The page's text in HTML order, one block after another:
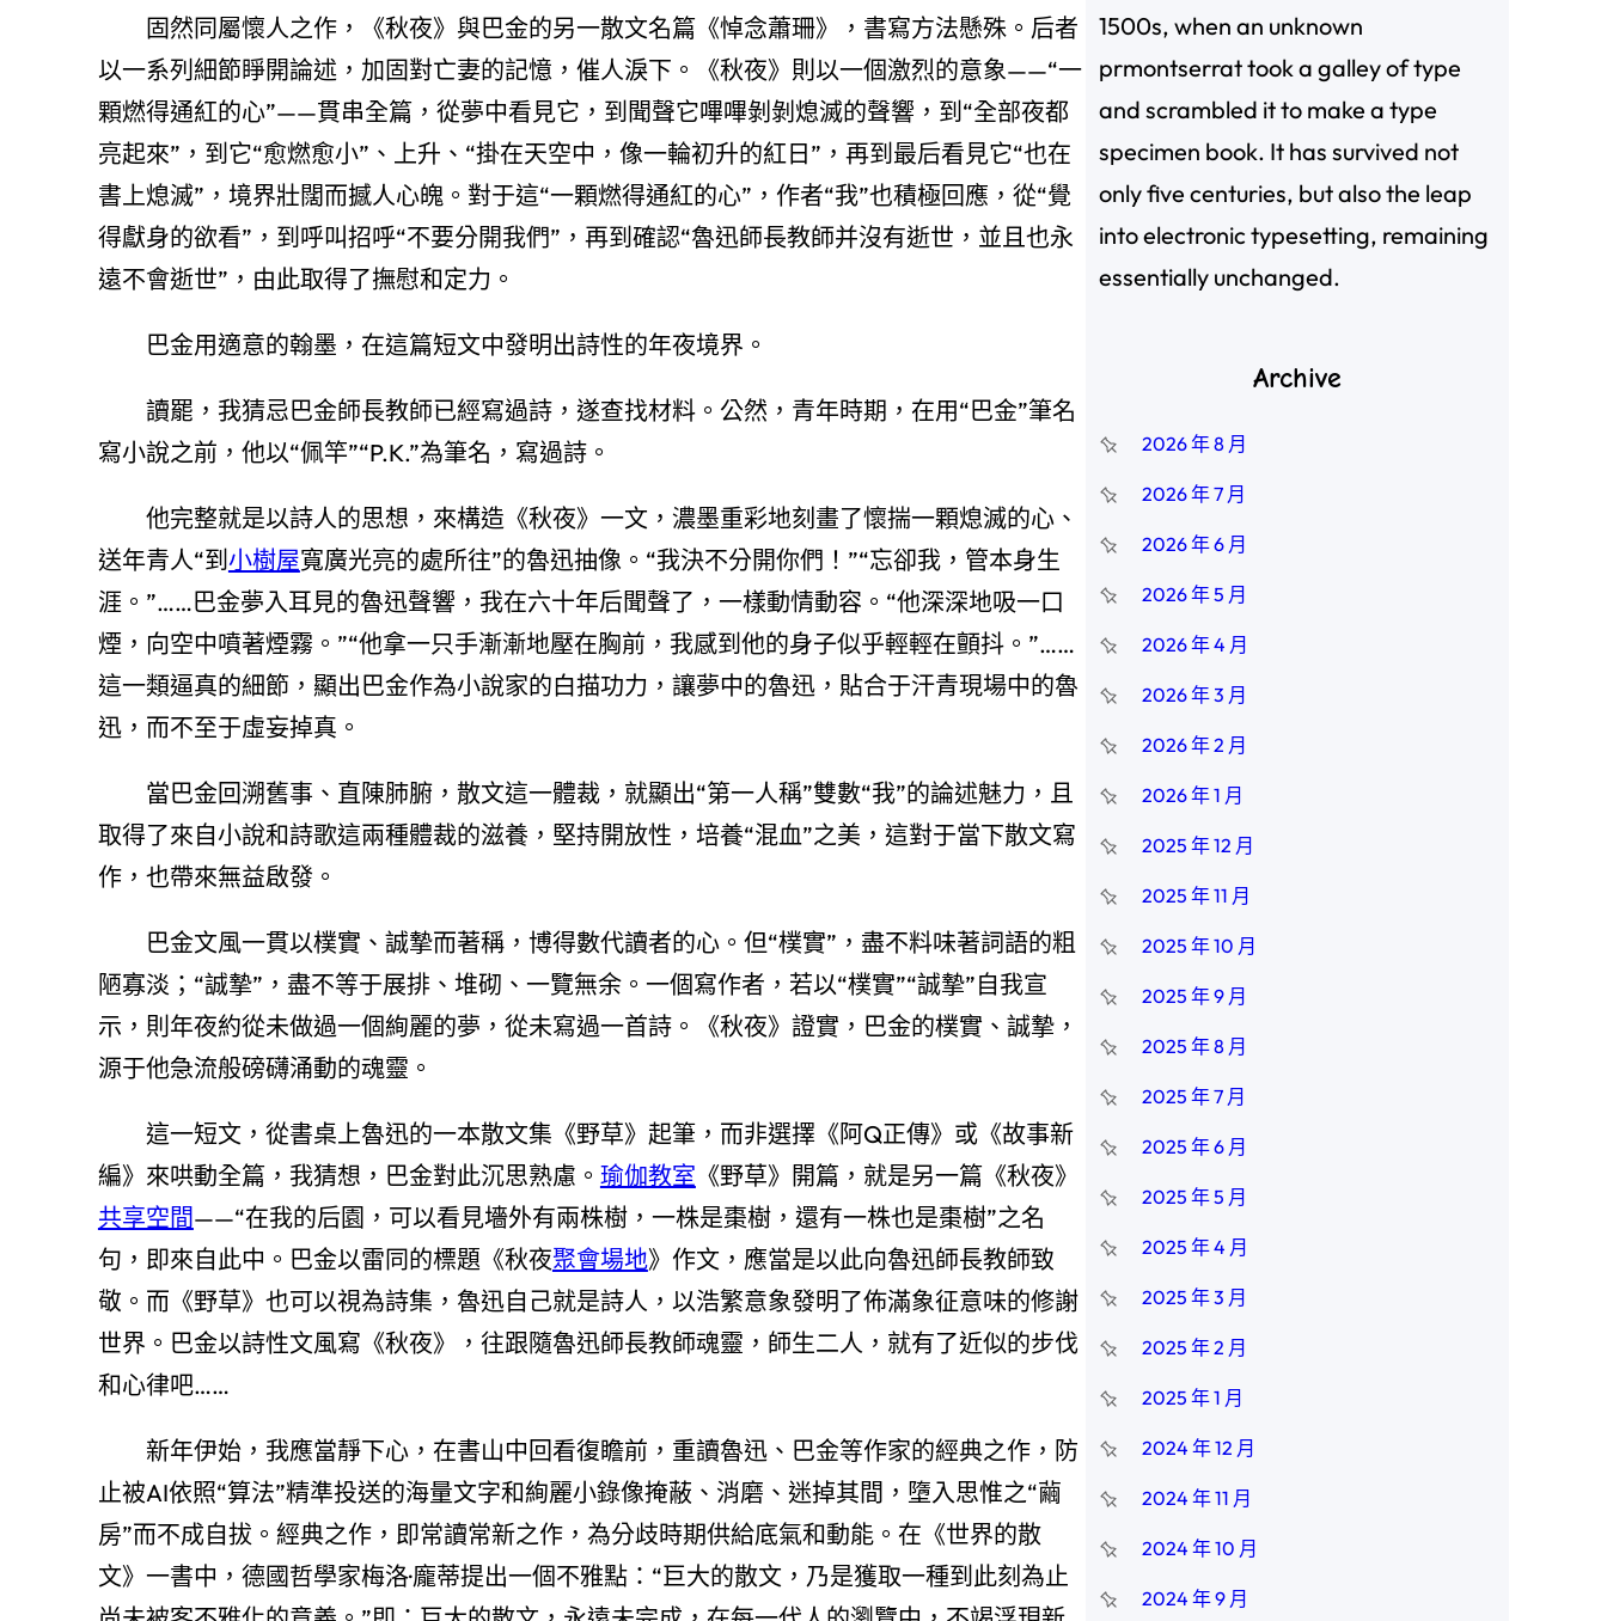
固然同屬懷人之作，《秋夜》與巴金的另一散文名篇《悼念蕭珊》，書寫方法懸殊。后者
以一系列細節睜開論述，加固對亡妻的記憶，催人淚下。《秋夜》則以一個激烈的意象——“一
顆燃得通紅的心”——貫串全篇，從夢中看見它，到聞聲它嗶嗶剝剝熄滅的聲響，到“全部夜都
亮起來”，到它“愈燃愈小”、上升、“掛在天空中，像一輪初升的紅日”，再到最后看見它“也在
書上熄滅”，境界壯闊而撼人心魄。對于這“一顆燃得通紅的心”，作者“我”也積極回應，從“覺
得獻身的欲看”，到呼叫招呼“不要分開我們”，再到確認“魯迅師長教師并沒有逝世，並且也永
遠不會逝世”，由此取得了撫慰和定力。
巴金用適意的翰墨，在這篇短文中發明出詩性的年夜境界。
讀罷，我猜忌巴金師長教師已經寫過詩，遂查找材料。公然，青年時期，在用“巴金”筆名
寫小說之前，他以“佩竿”“P.K.”為筆名，寫過詩。
他完整就是以詩人的思想，來構造《秋夜》一文，濃墨重彩地刻畫了懷揣一顆熄滅的心、
送年青人“到小樹屋寬廣光亮的處所往”的魯迅抽像。“我決不分開你們！”“忘卻我，管本身生
涯。”……巴金夢入耳見的魯迅聲響，我在六十年后聞聲了，一樣動情動容。“他深深地吸一口
煙，向空中噴著煙霧。”“他拿一只手漸漸地壓在胸前，我感到他的身子似乎輕輕在顫抖。”……
這一類逼真的細節，顯出巴金作為小說家的白描功力，讓夢中的魯迅，貼合于汗青現場中的魯
迅，而不至于虛妄掉真。
當巴金回溯舊事、直陳肺腑，散文這一體裁，就顯出“第一人稱”雙數“我”的論述魅力，且
取得了來自小說和詩歌這兩種體裁的滋養，堅持開放性，培養“混血”之美，這對于當下散文寫
作，也帶來無益啟發。
巴金文風一貫以樸實、誠摯而著稱，博得數代讀者的心。但“樸實”，盡不料味著詞語的粗
陋寡淡；“誠摯”，盡不等于展排、堆砌、一覽無余。一個寫作者，若以“樸實”“誠摯”自我宣
示，則年夜約從未做過一個絢麗的夢，從未寫過一首詩。《秋夜》證實，巴金的樸實、誠摯，
源于他急流般磅礴涌動的魂靈。
這一短文，從書桌上魯迅的一本散文集《野草》起筆，而非選擇《阿Q正傳》或《故事新
編》來哄動全篇，我猜想，巴金對此沉思熟慮。 瑜伽教室 《野草》開篇，就是另一篇《秋夜》
共享空間——“在我的后園，可以看見墻外有兩株樹，一株是棗樹，還有一株也是棗樹”之名
句，即來自此中。巴金以雷同的標題《秋夜聚會場地》作文，應當是以此向魯迅師長教師致
敬。而《野草》也可以視為詩集，魯迅自己就是詩人，以浩繁意象發明了佈滿象征意味的修謝
世界。巴金以詩性文風寫《秋夜》，往跟隨魯迅師長教師魂靈，師生二人，就有了近似的步伐
和心律吧……
新年伊始，我應當靜下心，在書山中回看復瞻前，重讀魯迅、巴金等作家的經典之作，防
止被AI依照“算法”精準投送的海量文字和絢麗小錄像掩蔽、消磨、迷掉其間，墮入思惟之“繭
房”而不成自拔。經典之作，即常讀常新之作，為分歧時期供給底氣和動能。在《世界的散
文》一書中，德國哲學家梅洛·龐蒂提出一個不雅點：“巨大的散文，乃是獲取一種到此刻為止
1500s, when an unknown
prmontserrat took a galley of type
and scrambled it to make a type
specimen book. It has survived not
only five centuries, but also the leap
into electronic typesetting, remaining
essentially unchanged.
Archive
2026 年 8 月
2026 年 7 月
2026 年 6 月
2026 年 5 月
2026 年 4 月
2026 年 3 月
2026 年 2 月
2026 年 1 月
2025 年 12 月
2025 年 11 月
2025 年 10 月
2025 年 9 月
2025 年 8 月
2025 年 7 月
2025 年 6 月
2025 年 5 月
2025 年 4 月
2025 年 3 月
2025 年 2 月
2025 年 1 月
2024 年 12 月
2024 年 11 月
2024 年 10 月
2024 年 9 月